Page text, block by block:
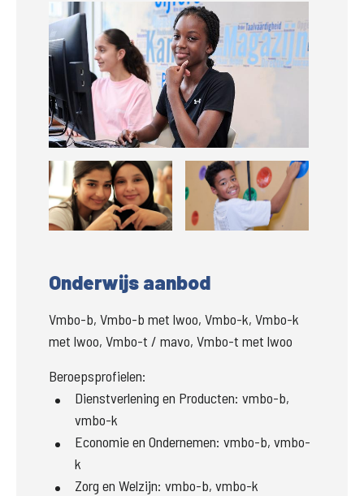
Groter
Groter Groter
Onderwijs aanbod
Vmbo-b, Vmbo-b met lwoo, Vmbo-k, Vmbo-k
met lwoo, Vmbo-t / mavo, Vmbo-t met lwoo
Beroepsprofielen:
Dienstverlening en Producten: vmbo-b,
vmbo-k
Economie en Ondernemen: vmbo-b, vmbo-
k
Zorg en Welzijn: vmbo-b, vmbo-k